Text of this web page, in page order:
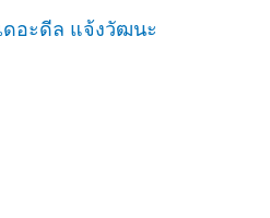
ดอะดีล แจ้งวัฒนะ